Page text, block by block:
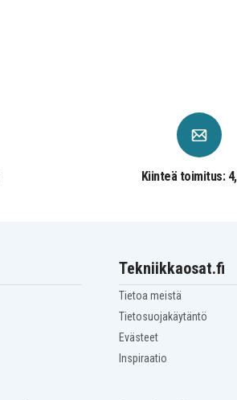
Kiinteä toimitus:
Tekniikkaosat.fi
Tietoa meistä
Tietosuojakäytäntö
Evästeet
Inspiraatio